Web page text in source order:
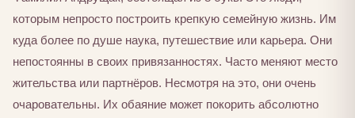
которым непросто построить крепкую семейную жизнь. Им
куда более по душе наука, путешествие или карьера. Они
непостоянны в своих привязанностях. Часто меняют место
жительства или партнёров. Несмотря на это, они очень
очаровательны. Их обаяние может покорить абсолютно